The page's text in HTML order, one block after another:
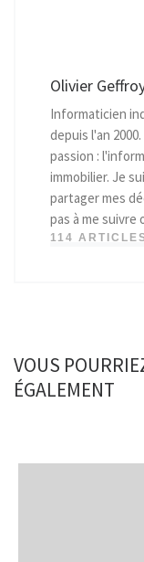
Olivier
Informaticien
depuis l'an
passion :
immobilier. Je
partager mes
pas à me suivre
114
VOUS
ÉGALEMENT